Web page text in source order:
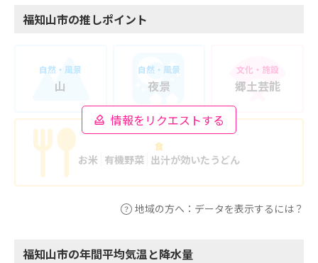
福知山市の推しポイント
情報をリクエストする
自然・風景
山
自然・風景
夜景
文化・施設
郷土芸能
食
お米 有機野菜 出汁が効いたうどん
地域の方へ：データを表示するには？
福知山市の年間平均気温と降水量